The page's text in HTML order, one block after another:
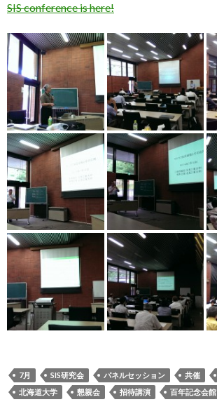
SIS conference is here!
7月 SIS研究会 パネルセッション 共催
北海道大学
懇親会 招待講演 百年記念会館